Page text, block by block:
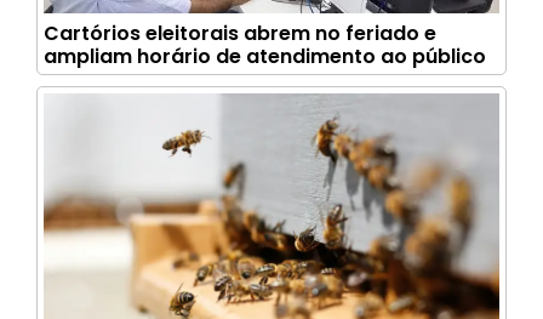
Cartórios eleitorais abrem no feriado e
ampliam horário de atendimento ao público